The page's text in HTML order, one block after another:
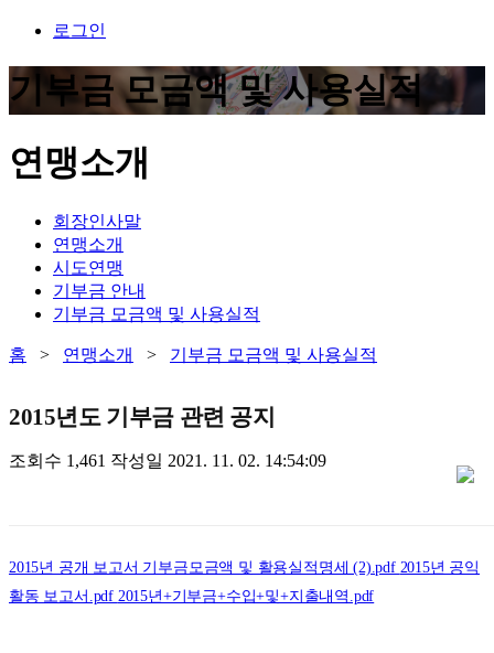
로그인
기부금 모금액 및 사용실적
연맹소개
회장인사말
연맹소개
시도연맹
기부금 안내
기부금 모금액 및 사용실적
홈 > 연맹소개 > 기부금 모금액 및 사용실적
2015년도 기부금 관련 공지
조회수 1,461 작성일 2021. 11. 02. 14:54:09
2015년 공개 보고서 기부금모금액 및 활용실적명세 (2).pdf 2015년 공익
활동 보고서.pdf 2015년+기부금+수입+및+지출내역.pdf